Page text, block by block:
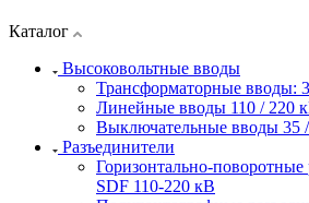
Каталог
Высоковольтные вводы
Трансформаторные вводы:
Линейные вводы 110 / 220
Выключательные вводы 35
Разъединители
Горизонтально-поворотные
SDF 110-220 кВ